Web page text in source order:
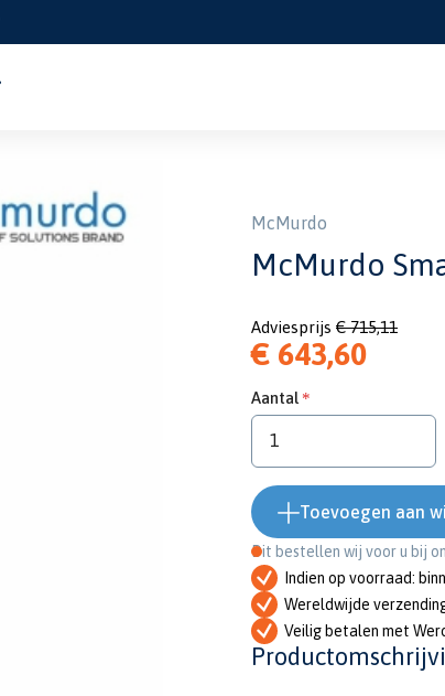
Motor & Techniek
Sanitair & Comfort
McMurdo
McMurdo
Adviesprijs € 715,11
€ 643,60
Aantal
Toevoegen aan
Dit bestellen wij voor u bij
Indien op voorraad:
Wereldwijde
Veilig betalen met